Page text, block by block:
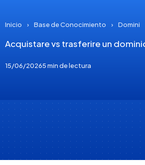
Inicio › Base de Conocimiento › Domini
Acquistare vs trasferire un
15/06/20265 min de lectura